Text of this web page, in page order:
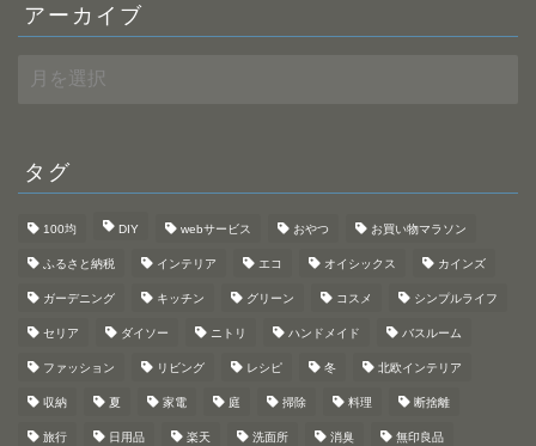
アーカイブ
ー
ブ
タグ
100均 DIY webサービス おやつ お買い物マラソン
ふるさと納税 インテリア エコ オイシックス カインズ
ガーデニング キッチン グリーン コスメ シンプルライフ
セリア ダイソー ニトリ ハンドメイド バスルーム
ファッション リビング レシピ 冬 北欧インテリア
収納 夏 家電 庭 掃除 料理 断捨離
旅行 日用品 楽天 洗面所 消臭 無印良品